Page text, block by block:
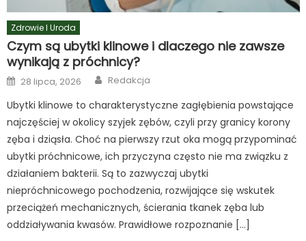
Zdrowie I Uroda
Czym są ubytki klinowe i dlaczego nie zawsze
wynikają z próchnicy?
Posted
on
28 lipca, 2026 Author
Redakcja
Ubytki klinowe to charakterystyczne zagłębienia powstające
najczęściej w okolicy szyjek zębów, czyli przy granicy korony
zęba i dziąsła. Choć na pierwszy rzut oka mogą przypominać
ubytki próchnicowe, ich przyczyna często nie ma związku z
działaniem bakterii. Są to zazwyczaj ubytki
niepróchnicowego pochodzenia, rozwijające się wskutek
przeciążeń mechanicznych, ścierania tkanek zęba lub
oddziaływania kwasów. Prawidłowe rozpoznanie […]